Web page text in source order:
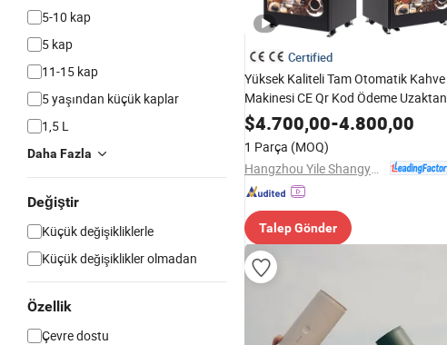
5-10 kap
5 kap
11-15 kap
5 yaşından küçük kaplar
1,5 L
Daha Fazla
Değiştir
Küçük değişikliklerle
Küçük değişiklikler olmadan
Özellik
Çevre dostu
Certified
Yüksek Kaliteli Tam Otomatik Kahve
Makinesi CE Qr Kod Ödeme Uzaktan
İtme Tarif Ayarları
$4.700,00-4.800,00
1 Parça (MOQ)
Talep Gönder